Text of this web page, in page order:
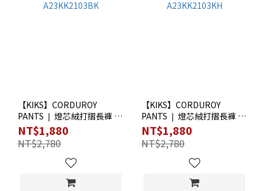
【KIKS】CORDUROY
PANTS ❘ 燈芯絨打摺長褲 ❘
黑 ❘ A23KK2103BK
NT$1,880
NT$2,780
【KIKS】CORDUROY
PANTS ❘ 燈芯絨打摺長褲 ❘
卡其 ❘ A23KK2103KH
NT$1,880
NT$2,780